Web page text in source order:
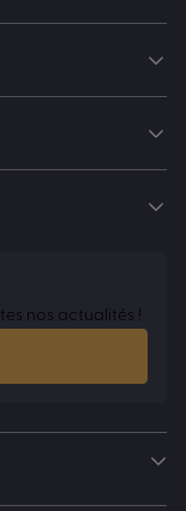
nos actualités !